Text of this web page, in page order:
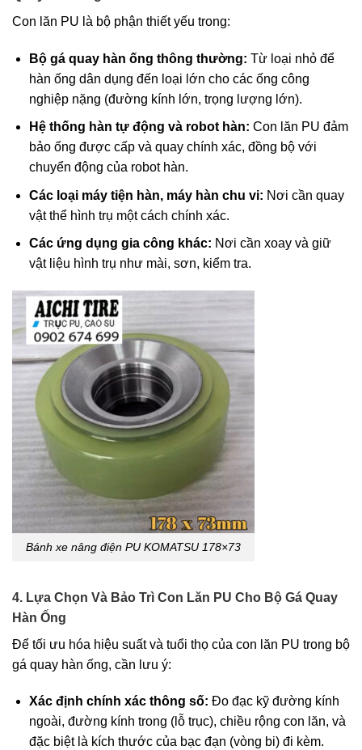
Con lăn PU là bộ phận thiết yếu trong:
Bộ gá quay hàn ống thông thường: Từ loại nhỏ để
hàn ống dân dụng đến loại lớn cho các ống công
nghiệp nặng (đường kính lớn, trọng lượng lớn).
Hệ thống hàn tự động và robot hàn: Con lăn PU đảm
bảo ống được cấp và quay chính xác, đồng bộ với
chuyển động của robot hàn.
Các loại máy tiện hàn, máy hàn chu vi: Nơi cần quay
vật thể hình trụ một cách chính xác.
Các ứng dụng gia công khác: Nơi cần xoay và giữ
vật liệu hình trụ như mài, sơn, kiểm tra.
Bánh xe nâng điện PU KOMATSU 178×73
4. Lựa Chọn Và Bảo Trì Con Lăn PU Cho Bộ Gá Quay
Hàn Ống
Để tối ưu hóa hiệu suất và tuổi thọ của con lăn PU trong bộ
gá quay hàn ống, cần lưu ý:
Xác định chính xác thông số: Đo đạc kỹ đường kính
ngoài, đường kính trong (lỗ trục), chiều rộng con lăn, và
đặc biệt là kích thước của bạc đạn (vòng bi) đi kèm.